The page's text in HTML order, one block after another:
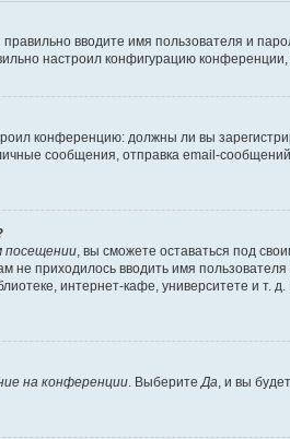
вводите имя пользователя и
настроил конфигурацию
конференцию: должны ли вы
сообщения, отправка email-
посещении, вы сможете оставаться под
не приходилось вводить имя
интернет-кафе, университете и т.
на конференции. ВыберитеДа, и вы